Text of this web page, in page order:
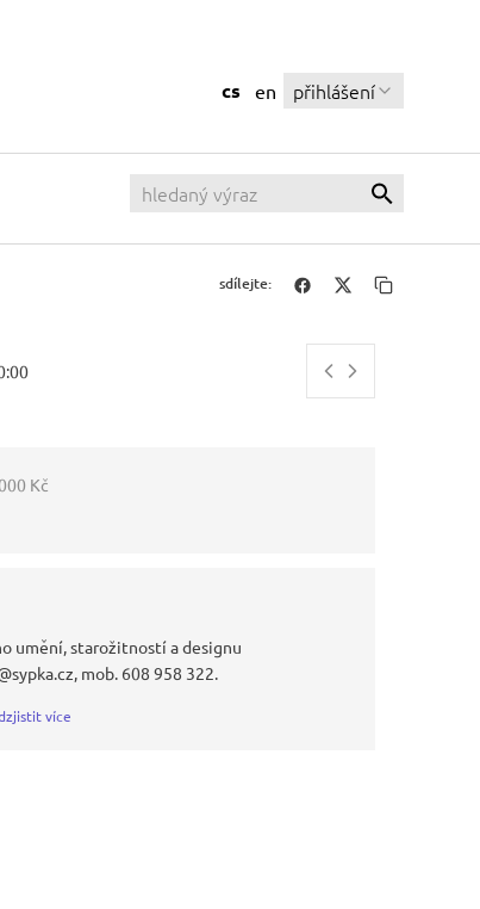
cs en přihlášení
sdílejte:
Kč
umění, starožitností a designu
mob. 608 958 322.
zjistit více